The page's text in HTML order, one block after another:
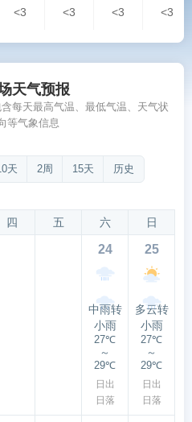
<3
<3
<3
<3
天气预报
每天最高气温、最低气温、天气状
等气象信息
天 2周 15天 历史
四 五 六 日
24
中雨转
小雨
27℃
～
29℃
日出
日落
25
多云转
小雨
27℃
～
29℃
日出
日落